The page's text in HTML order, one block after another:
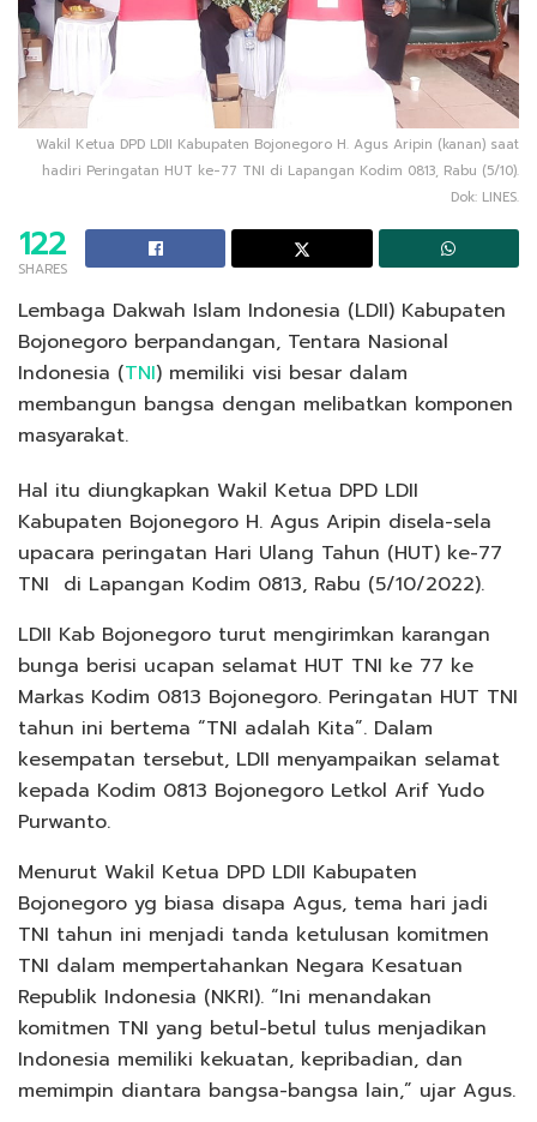
Wakil Ketua DPD LDII Kabupaten Bojonegoro H. Agus Aripin (kanan) saat
hadiri Peringatan HUT ke-77 TNI di Lapangan Kodim 0813, Rabu (5/10).
Dok: LINES.
122
SHARES
Lembaga Dakwah Islam Indonesia (LDII) Kabupaten
Bojonegoro berpandangan, Tentara Nasional
Indonesia (TNI) memiliki visi besar dalam
membangun bangsa dengan melibatkan komponen
masyarakat.
Hal itu diungkapkan Wakil Ketua DPD LDII
Kabupaten Bojonegoro H. Agus Aripin disela-sela
upacara peringatan Hari Ulang Tahun (HUT) ke-77
TNI di Lapangan Kodim 0813, Rabu (5/10/2022).
LDII Kab Bojonegoro turut mengirimkan karangan
bunga berisi ucapan selamat HUT TNI ke 77 ke
Markas Kodim 0813 Bojonegoro. Peringatan HUT TNI
tahun ini bertema “TNI adalah Kita”. Dalam
kesempatan tersebut, LDII menyampaikan selamat
kepada Kodim 0813 Bojonegoro Letkol Arif Yudo
Purwanto.
Menurut Wakil Ketua DPD LDII Kabupaten
Bojonegoro yg biasa disapa Agus, tema hari jadi
TNI tahun ini menjadi tanda ketulusan komitmen
TNI dalam mempertahankan Negara Kesatuan
Republik Indonesia (NKRI). “Ini menandakan
komitmen TNI yang betul-betul tulus menjadikan
Indonesia memiliki kekuatan, kepribadian, dan
memimpin diantara bangsa-bangsa lain,” ujar Agus.